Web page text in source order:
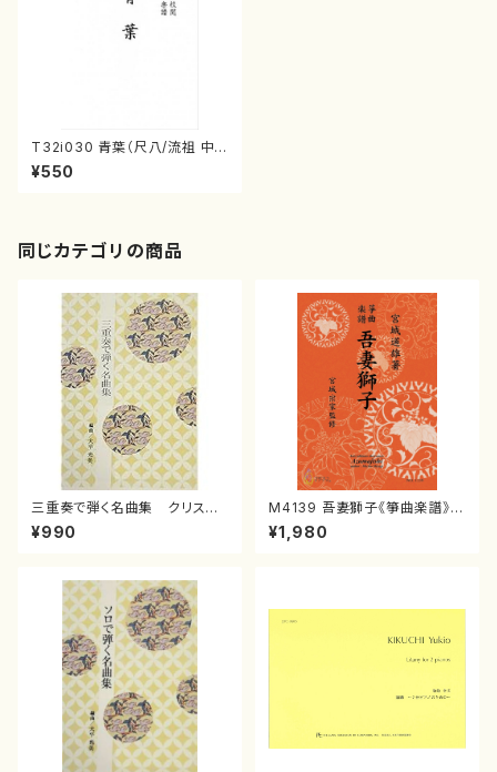
T32i030 青葉（尺八/流祖 中
尾都山/楽譜）都山流公刊楽譜曲
番：29
¥550
同じカテゴリの商品
三重奏で弾く名曲集 クリスマ
スメドレー( 箏2/大平光美 編
曲/楽譜）
¥990
M4139 吾妻獅子《箏曲楽譜》
（箏/宮城道雄著・宮城宗家監修/
箏曲古典楽譜）
¥1,980